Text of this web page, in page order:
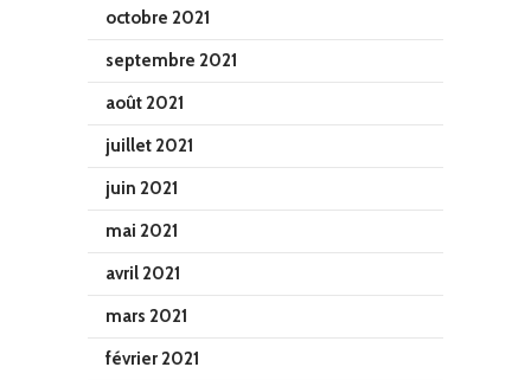
octobre 2021
septembre 2021
août 2021
juillet 2021
juin 2021
mai 2021
avril 2021
mars 2021
février 2021